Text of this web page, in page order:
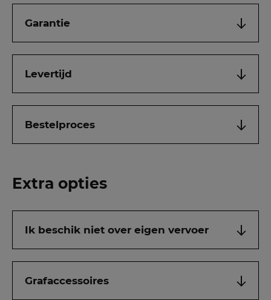
Garantie
Levertijd
Bestelproces
Extra opties
Ik beschik niet over eigen vervoer
Grafaccessoires